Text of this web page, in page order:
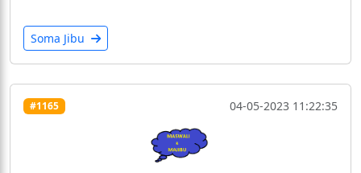
Soma Jibu
#1165 04-05-2023 11:22:35